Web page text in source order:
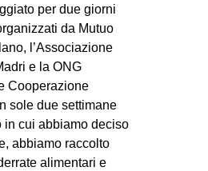
per due giorni
da Mutuo
l’Associazione
e la ONG
Cooperazione
sole due settimane
in cui abbiamo deciso
abbiamo raccolto
alimentari e